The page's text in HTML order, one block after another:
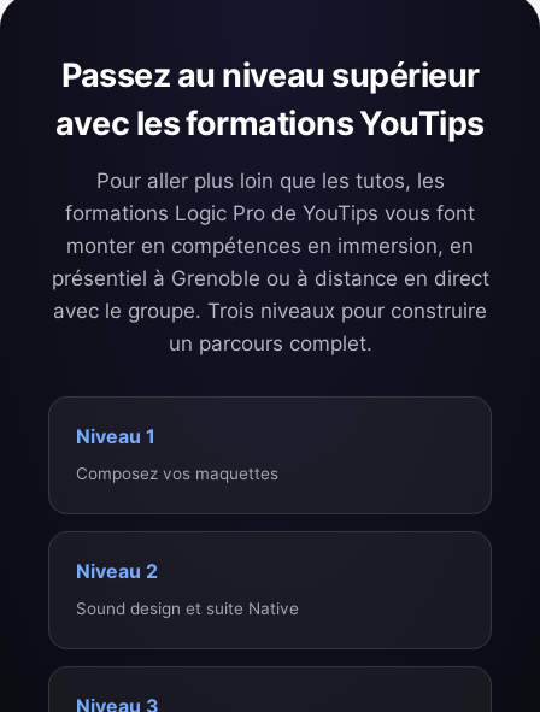
Passez au niveau supérieur
avec les formations YouTips
Pour aller plus loin que les tutos, les
formations Logic Pro de YouTips vous font
monter en compétences en immersion, en
présentiel à Grenoble ou à distance en direct
avec le groupe. Trois niveaux pour construire
un parcours complet.
Niveau 1
Composez vos maquettes
Niveau 2
Sound design et suite Native
Niveau 3